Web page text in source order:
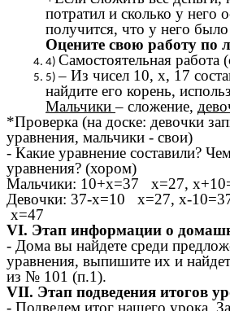
потратил и сколько у него
получится, что у него
Оцените свою работу по
Самостоятельная работа
– Из чисел 10, х, 17
найдите его корень,
Мальчики– сложение,
*Проверка (на доске: девочки
уравнения, мальчики - свои)
- Какие уравнение составили?
уравнения? (хором)
Мальчики: 10+х=37 х=27,
Девочки: 37-х=10 х=27, х-
х=47
VI. Этап информации о
- Дома вы найдете среди
уравнения, выпишите их и
из № 101 (п.1).
VII. Этап подведения итогов